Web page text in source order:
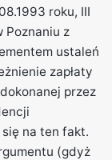
roku, III
Poznaniu z
ustaleń
zapłaty
przez
się na ten fakt.
(gdyż